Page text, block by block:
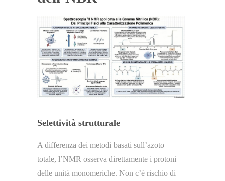
Selettività strutturale
A differenza dei metodi basati sull’azoto
totale, l’NMR osserva direttamente i protoni
delle unità monomeriche. Non c’è rischio di